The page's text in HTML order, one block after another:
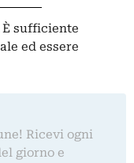
sufficiente
ed essere
Ricevi ogni
giorno e